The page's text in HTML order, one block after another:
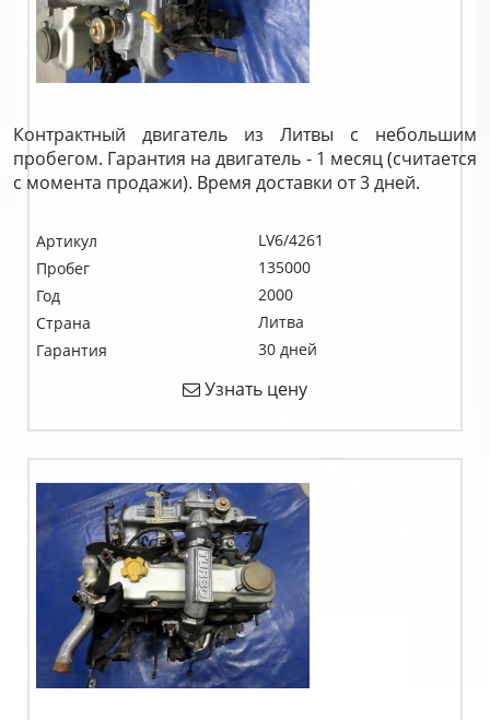
Контрактный двигатель из Литвы с небольшим
пробегом. Гарантия на двигатель - 1 месяц (считается
с момента продажи). Время доставки от 3 дней.
Артикул
LV6/4261
Пробег
135000
Год
2000
Страна
Литва
Гарантия
30 дней
Узнать цену